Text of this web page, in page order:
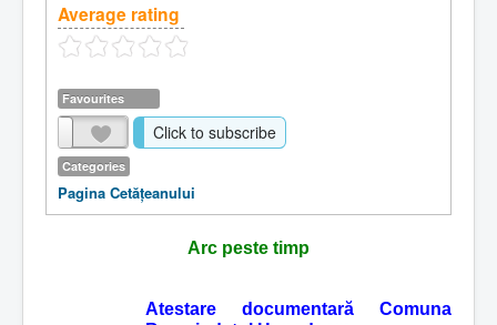
Average rating
Favourites
Click to subscribe
Categories
Pagina Cetăţeanului
Arc peste timp
Atestare documentară Comuna